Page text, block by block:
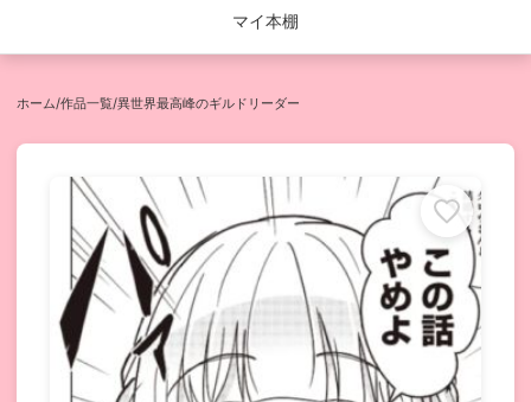
マイ本棚
ホーム/作品一覧/異世界最高峰のギルドリーダー